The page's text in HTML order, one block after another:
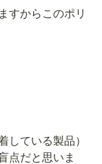
すからこのポリ
している製品）
点だと思いま